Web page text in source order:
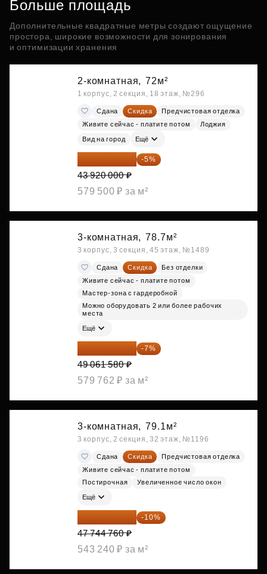
Больше площадь
Дополнительные квадратные метры создают ощущение
простора, широкие возможности для зонирования
и оптимизации хранения
2-комнатная, 72м²
1 корпус, 2 секция, 18 этаж, №296
Сдана Скидка
Предчистовая отделка
Живите сейчас - платите потом
Лоджия
Вид на город Ещё
41 724 000 ₽ -5%
43 920 000 ₽
579 500 ₽ за м²
3-комнатная, 78.7м²
3 корпус, 3 секция, 45 этаж, №1489
Сдана Скидка
Без отделки
Живите сейчас - платите потом
Мастер-зона с гардеробной
Можно оборудовать 2 или более рабочих
места
Ещё
45 627 269 ₽ -7%
49 061 580 ₽
579 762 ₽ за м²
3-комнатная, 79.1м²
3 корпус, 2 секция, 32 этаж, №1196
Сдана Скидка
Предчистовая отделка
Живите сейчас - платите потом
Постирочная
Увеличенное число окон
Ещё
42 970 284 ₽ -10%
47 744 760 ₽
543 240 ₽ за м²